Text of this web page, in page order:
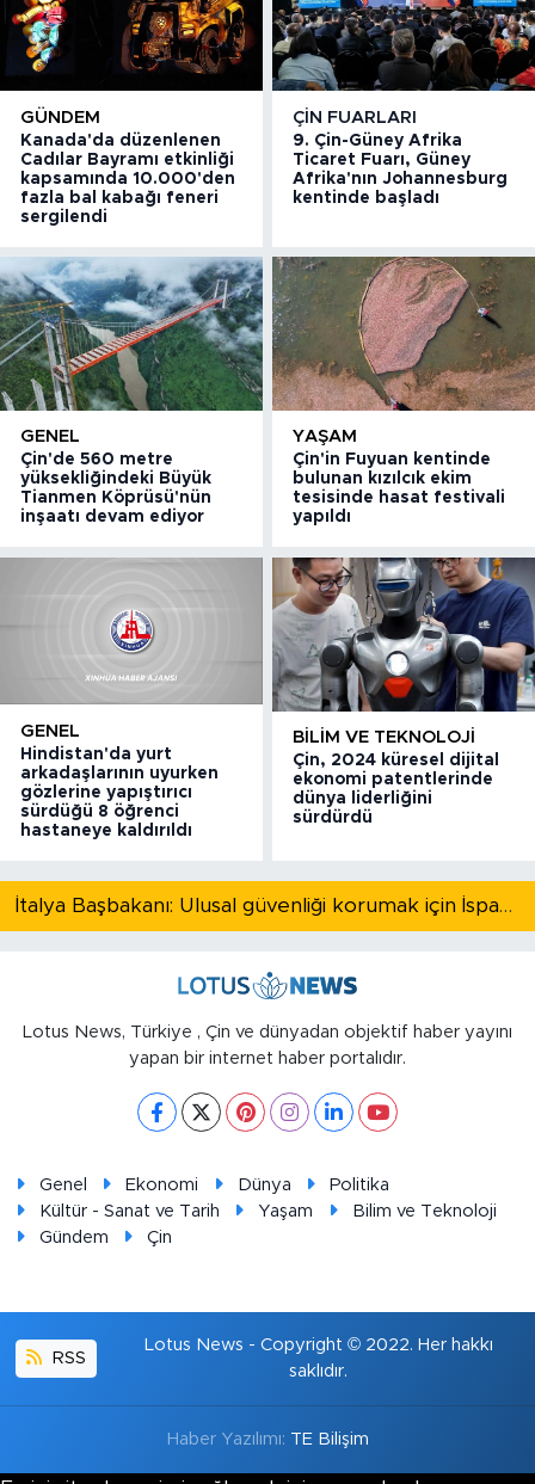
GÜNDEM
Kanada'da düzenlenen
Cadılar Bayramı etkinliği
kapsamında 10.000'den
fazla bal kabağı feneri
sergilendi
ÇIN FUARLARI
9. Çin-Güney Afrika
Ticaret Fuarı, Güney
Afrika'nın Johannesburg
kentinde başladı
GENEL
Çin'de 560 metre
yüksekliğindeki Büyük
Tianmen Köprüsü'nün
inşaatı devam ediyor
YAŞAM
Çin'in Fuyuan kentinde
bulunan kızılcık ekim
tesisinde hasat festivali
yapıldı
GENEL
Hindistan'da yurt
arkadaşlarının uyurken
gözlerine yapıştırıcı
sürdüğü 8 öğrenci
hastaneye kaldırıldı
BILIM VE TEKNOLOJI
Çin, 2024 küresel dijital
ekonomi patentlerinde
dünya liderliğini
sürdürdü
İtalya Başbakanı: Ulusal güvenliği korumak için İspanya ile Schengen kapsamındaki serbest dolaşımı askıya alıyoruz
Lotus News, Türkiye , Çin ve dünyadan objektif haber yayını
yapan bir internet haber portalıdır.
Genel Ekonomi Dünya
Politika
Kültür - Sanat ve Tarih
Yaşam
Bilim ve Teknoloji
Gündem
Çin
RSS
Lotus News - Copyright © 2022. Her hakkı
saklıdır.
Haber Yazılımı: TE Bilişim